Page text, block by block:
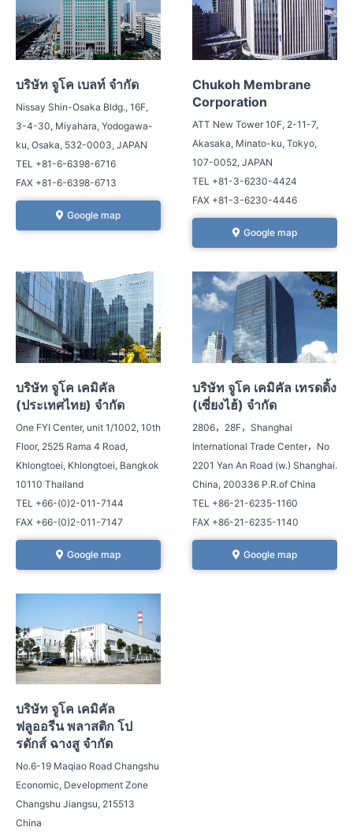
บริษัท จูโค เบลท์ จำกัด
Nissay Shin-Osaka Bldg., 16F,
3-4-30, Miyahara, Yodogawa-
ku, Osaka, 532-0003, JAPAN
TEL +81-6-6398-6716
FAX +81-6-6398-6713
Google map
Chukoh Membrane
Corporation
ATT New Tower 10F, 2-11-7,
Akasaka, Minato-ku, Tokyo,
107-0052, JAPAN
TEL +81-3-6230-4424
FAX +81-3-6230-4446
Google map
บริษัท จูโค เคมิคัล
(ประเทศไทย) จำกัด
One FYI Center, unit 1/1002, 10th
Floor, 2525 Rama 4 Road,
Khlongtoei, Khlongtoei, Bangkok
10110 Thailand
TEL +66-(0)2-011-7144
FAX +66-(0)2-011-7147
Google map
บริษัท จูโค เคมิคัล เทรดดิ้ง
(เซี่ยงไฮ้) จำกัด
2806，28F，Shanghai
International Trade Center，No
2201 Yan An Road (w.) Shanghai.
China, 200336 P.R.of China
TEL +86-21-6235-1160
FAX +86-21-6235-1140
Google map
บริษัท จูโค เคมิคัล
ฟลูออรีน พลาสติก โป
รดักส์ ฉางสู จำกัด
No.6-19 Maqiao Road Changshu
Economic, Development Zone
Changshu Jiangsu, 215513
China